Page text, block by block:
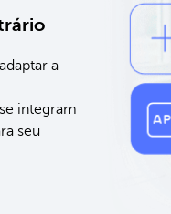
a
integram
seu